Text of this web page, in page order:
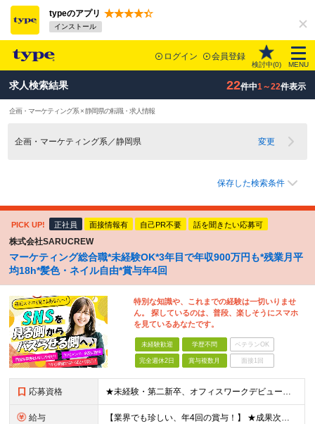
typeのアプリ
インストール
ログイン 会員登録
検討中(0) MENU
求人検索結果 22件中1～22件表示
企画・マーケティング系 × 静岡県の転職・求人情報
企画・マーケティング系／静岡県 変更
保存した検索条件
PICK UP! 正社員 面接情報有 自己PR不要 話を聞きたい応募可
株式会社SARUCREW
マーケティング総合職*未経験OK*3年目で年収900万円も*残業月平
均18h*髪色・ネイル自由*賞与年4回
特別な知識や、これまでの経験は一切いりませ
ん。 探しているのは、普段、楽しそうにスマホ
を見ているあなたです。
未経験歓迎 学歴不問 ベテランOK
完全週休2日 賞与複数月 面接1回
応募資格 ★未経験・第二新卒、オフィスワークデビュー大歓迎 ★平均年齢は28.6歳！ ★20代の若手メンバーが中心になって活躍している職場です！ ●学歴不問 ※35歳以下の方（若年層の長期キャリア形成） ★こ
給与 【業界でも珍しい、年4回の賞与！】 ★成果次第でスピード昇給可 →20代で年収700万〜900万超も！ ■未経験：月給26〜30万円＋賞与年4回（業績による）＋各種手当 ※経験・スキルを考慮して決定